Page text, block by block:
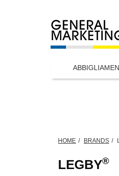
HOME BRANDS
LEGBY®